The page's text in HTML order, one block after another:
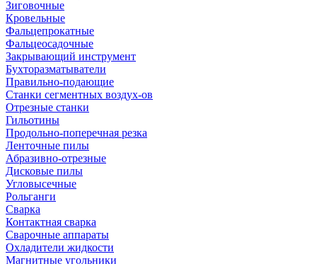
Зиговочные
Кровельные
Фальцепрокатные
Фальцеосадочные
Закрывающий инструмент
Бухторазматыватели
Правильно-подающие
Станки сегментных воздух-ов
Отрезные станки
Гильотины
Продольно-поперечная резка
Ленточные пилы
Абразивно-отрезные
Дисковые пилы
Угловысечные
Рольганги
Сварка
Контактная сварка
Сварочные аппараты
Охладители жидкости
Магнитные угольники